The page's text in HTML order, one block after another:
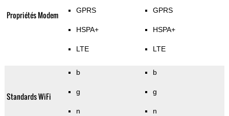
Propriétés Modem GPRS
HSPA+
LTE
GPRS
HSPA+
LTE
Standards WiFi
b
g
n
b
g
n